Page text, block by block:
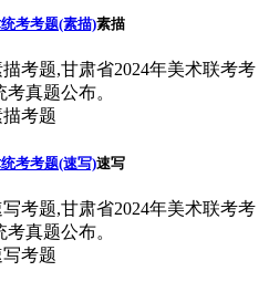
考考题(素描)素描
考题,甘肃省2024年美术联考考
真题公布。
考考题(速写)速写
考题,甘肃省2024年美术联考考
真题公布。